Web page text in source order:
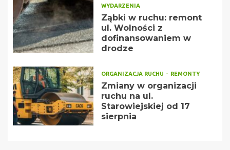
WYDARZENIA
Ząbki w ruchu: remont
ul. Wolności z
dofinansowaniem w
drodze
ORGANIZACJA RUCHU REMONTY
Zmiany w organizacji
ruchu na ul.
Starowiejskiej od 17
sierpnia